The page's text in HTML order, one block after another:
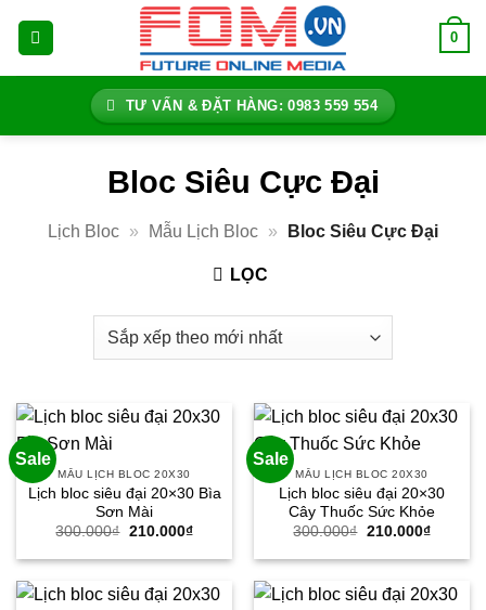
0
TƯ VẤN & ĐẶT HÀNG: 0983 559 554
Bloc Siêu Cực Đại
Lịch Bloc » Mẫu Lịch Bloc » Bloc Siêu Cực Đại
LỌC
Sale
MẪU LỊCH BLOC 20X30
Lịch bloc siêu đại 20×30 Bìa
Sơn Mài
300.000₫ Giá
là:
210.000₫Giá
tại
210.000₫.
Sale
MẪU LỊCH BLOC 20X30
Lịch bloc siêu đại 20×30
Cây Thuốc Sức Khỏe
300.000₫ Giá
là:
210.000₫Giá
tại